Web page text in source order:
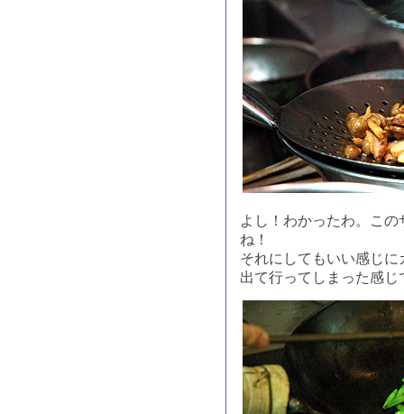
よし！わかったわ。こ
ね！
それにしてもいい感じ
出て行ってしまった感じ